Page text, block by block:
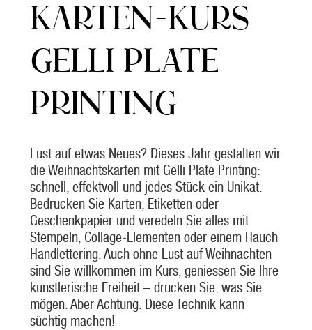
KARTEN-KURS
GELLI PLATE
PRINTING
Lust auf etwas Neues? Dieses Jahr gestalten wir
die Weihnachtskarten mit Gelli Plate Printing:
schnell, effektvoll und jedes Stück ein Unikat.
Bedrucken Sie Karten, Etiketten oder
Geschenkpapier und veredeln Sie alles mit
Stempeln, Collage-Elementen oder einem Hauch
Handlettering. Auch ohne Lust auf Weihnachten
sind Sie willkommen im Kurs, geniessen Sie Ihre
künstlerische Freiheit – drucken Sie, was Sie
mögen. Aber Achtung: Diese Technik kann
süchtig machen!